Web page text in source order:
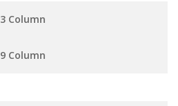
3 Column
9 Column